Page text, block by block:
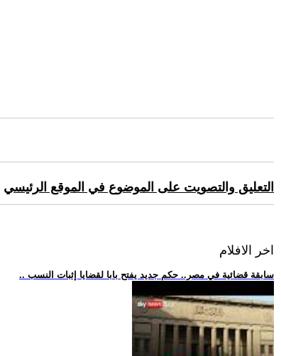
التعليق والتصويت على الموضوع في الموقع الرئيسي
اخر الافلام
.. سابقة قضائية في مصر.. حكم جديد يفتح بابا لقضايا إثبات النسب